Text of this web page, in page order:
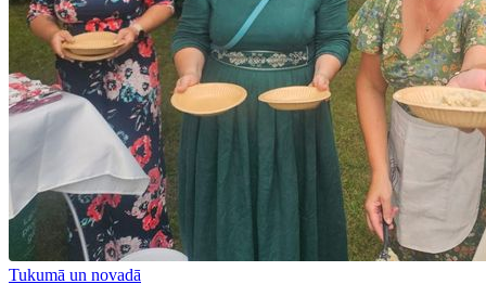
Tukumā un novadā